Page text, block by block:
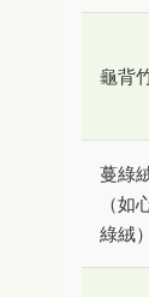
龜背
蔓綠
（如
綠絨）